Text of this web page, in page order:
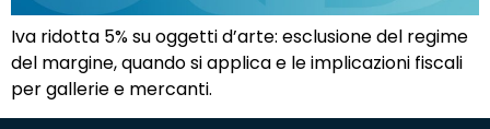
Iva ridotta 5% su oggetti d’arte: esclusione del regime
del margine, quando si applica e le implicazioni fiscali
per gallerie e mercanti.